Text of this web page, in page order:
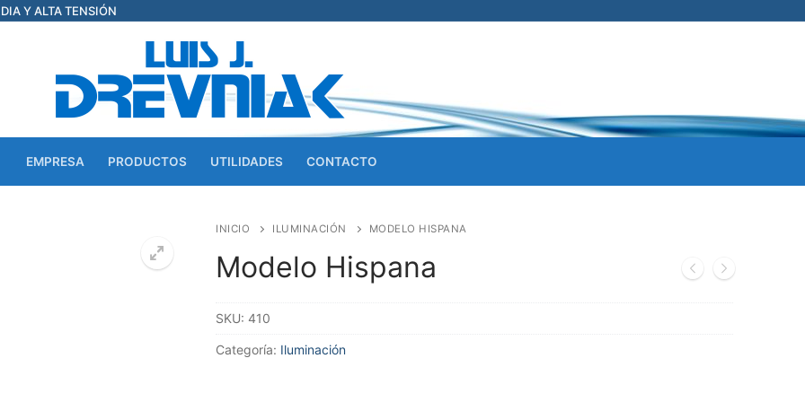
Y ALTA TENSIÓN
EMPRESA PRODUCTOS UTILIDADES CONTACTO
INICIO ILUMINACIÓN MODELO HISPANA
Modelo Hispana
SKU: 410
Categoría: Iluminación